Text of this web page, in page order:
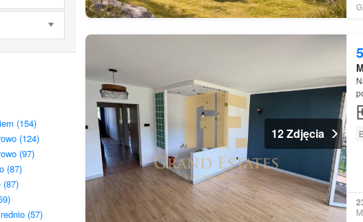
(154)
(124)
(97)
(87)
(87)
(57)
12 Zdjęcia